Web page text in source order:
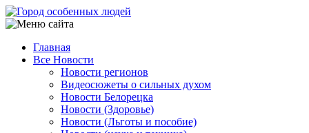
Перейти
к
содержанию
Main
navigation
Главная
Все Новости
Новости регионов
Видеосюжеты о сильных духом
Новости Белорецка
Новости (Здоровье)
Новости (Льготы и пособие)